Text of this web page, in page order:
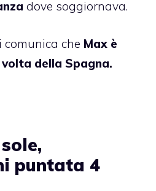
dove soggiornava.
che Max è
della Spagna.
puntata 4